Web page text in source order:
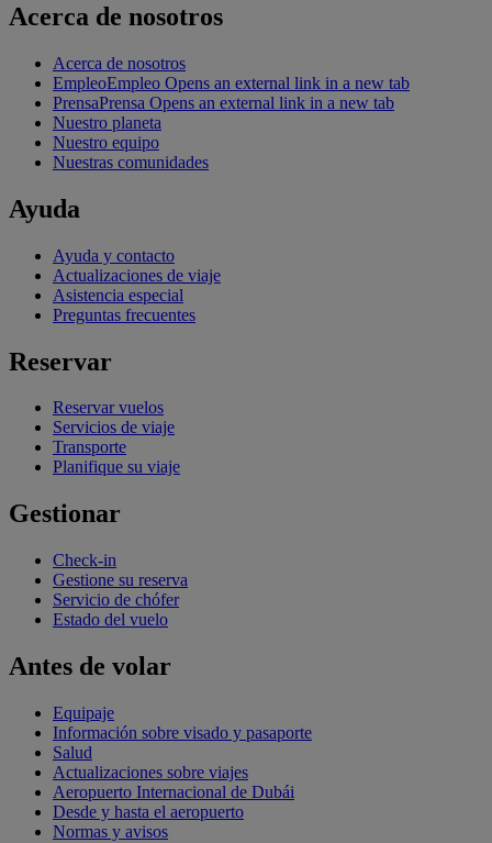
Acerca de nosotros
Acerca de nosotros
EmpleoEmpleo Opens an external link in a new tab
PrensaPrensa Opens an external link in a new tab
Nuestro planeta
Nuestro equipo
Nuestras comunidades
Ayuda
Ayuda y contacto
Actualizaciones de viaje
Asistencia especial
Preguntas frecuentes
Reservar
Reservar vuelos
Servicios de viaje
Transporte
Planifique su viaje
Gestionar
Check-in
Gestione su reserva
Servicio de chófer
Estado del vuelo
Antes de volar
Equipaje
Información sobre visado y pasaporte
Salud
Actualizaciones sobre viajes
Aeropuerto Internacional de Dubái
Desde y hasta el aeropuerto
Normas y avisos